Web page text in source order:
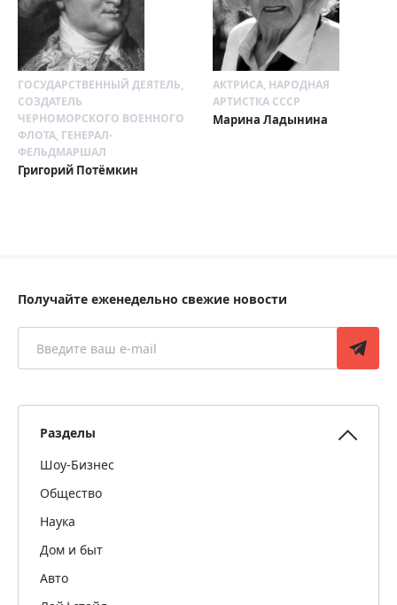
ГОСУДАРСТВЕННЫЙ ДЕЯТЕЛЬ,
СОЗДАТЕЛЬ
ЧЕРНОМОРСКОГО ВОЕННОГО
ФЛОТА, ГЕНЕРАЛ-
ФЕЛЬДМАРШАЛ
Григорий Потёмкин
АКТРИСА, НАРОДНАЯ
АРТИСТКА СССР
Марина Ладынина
Получайте еженедельно свежие новости
Разделы
Шоу-Бизнес
Общество
Наука
Дом и быт
Авто